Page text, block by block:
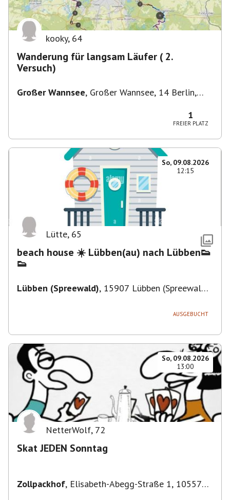
kooky, 64
Wanderung für langsam Läufer ( 2.
Versuch)
Großer Wannsee, Großer Wannsee, 14 Berlin,
1
FREIER PLATZ
So, 09.08.2026
12:15
Lütte, 65
beach house ☀️ Lübben(au) nach Lübben👟
👟
Lübben (Spreewald), 15907 Lübben (Spreewald),
AUSGEBUCHT
So, 09.08.2026
13:00
NetterWolf, 72
Skat JEDEN Sonntag
Zollpackhof, Elisabeth-Abegg-Straße 1, 10557